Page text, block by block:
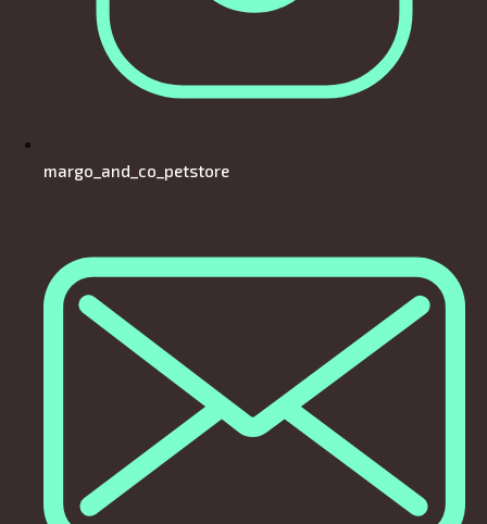
margo_and_co_petstore